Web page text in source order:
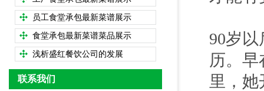
90岁
历。
里，
员工食堂承包最新菜谱展示
食堂承包最新菜谱菜品展示
浅析盛红餐饮公司的发展
联系我们